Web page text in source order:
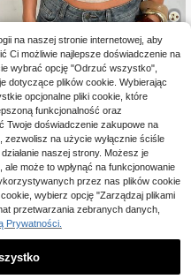
23
Aloruh
Magazyn UE Aloruh Morelowy T-shir
t damski z krótkim rękawem i głębo
kim marszczeniem w serek, dopaso
wany do sylwetki
44,00zł
4-5 dni roboczych
na naszej stronie internetowej, aby
Ci możliwie najlepsze doświadczenie na
wybrać opcję "Odrzuć wszystko",
dotyczące plików cookie. Wybierając
opcjonalne pliki cookie, które
funkcjonalność oraz
Twoje doświadczenie zakupowe na
na użycie wyłącznie ściśle
naszej strony. Możesz je
może to wpłynąć na funkcjonowanie
przez nas plików cookie
wybierz opcję "Zarządzaj plikami
przetwarzania zebranych danych,
Prywatności.